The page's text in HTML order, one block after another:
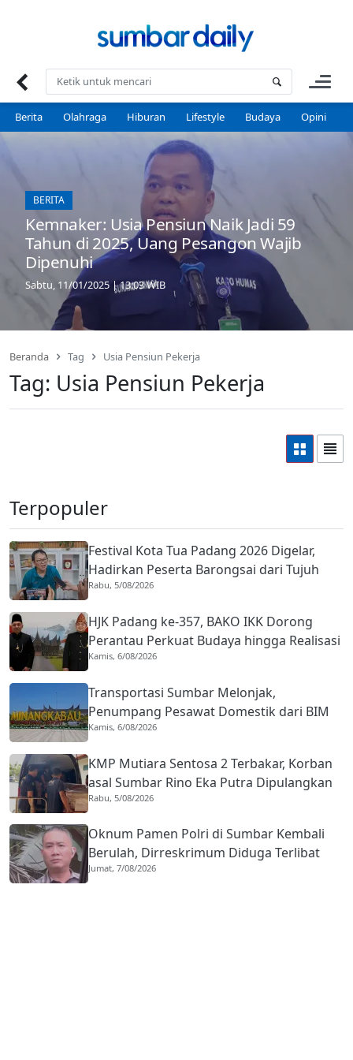
Berita Olahraga Hiburan Lifestyle Budaya Opini
BERITA
Kemnaker: Usia Pensiun Naik Jadi 59
Tahun di 2025, Uang Pesangon Wajib
Dipenuhi
Sabtu, 11/01/2025 | 13:03 WIB
Beranda Tag Usia Pensiun Pekerja
Tag: Usia Pensiun Pekerja
Terpopuler
Festival Kota Tua Padang 2026 Digelar,
Hadirkan Peserta Barongsai dari Tujuh
Negara
Rabu, 5/08/2026
HJK Padang ke-357, BAKO IKK Dorong
Perantau Perkuat Budaya hingga Realisasi
Kota Gastronomi
Kamis, 6/08/2026
Transportasi Sumbar Melonjak,
Penumpang Pesawat Domestik dari BIM
Naik Hampir 33 Persen
Kamis, 6/08/2026
KMP Mutiara Sentosa 2 Terbakar, Korban
asal Sumbar Rino Eka Putra Dipulangkan
ke Agam
Rabu, 5/08/2026
Oknum Pamen Polri di Sumbar Kembali
Berulah, Dirreskrimum Diduga Terlibat
Kekerasan dengan Seorang Sopir
Jumat, 7/08/2026